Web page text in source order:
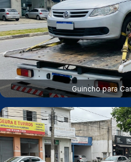
Guincho para